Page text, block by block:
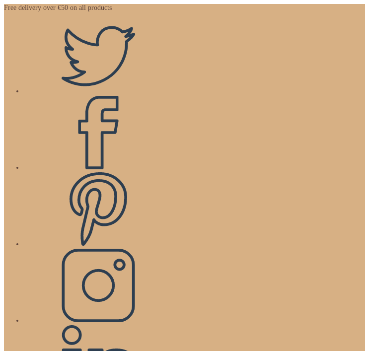
Zum
Free delivery over €50 on all products